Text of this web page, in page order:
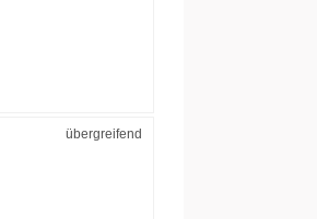
übergreifend